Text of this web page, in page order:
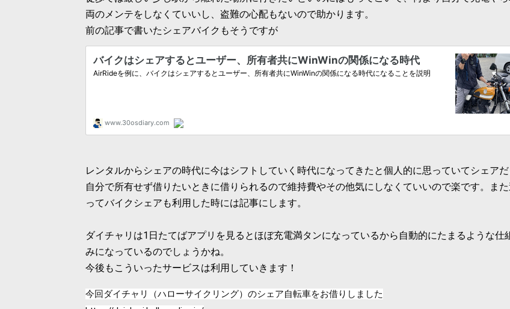
両のメンテをしなくていいし、盗難の心配もないので助かります。
前の記事で書いたシェアバイクもそうですが
レンタルからシェアの時代に今はシフトしていく時代になってきたと個人的に思っていてシェアだ
自分で所有せず借りたいときに借りられるので維持費やその他気にしなくていいので楽です。また
ってバイクシェアも利用した時には記事にします。
ダイチャリは1日たてばアプリを見るとほぼ充電満タンになっているから自動的にたまるような仕
みになっているのでしょうかね。
今後もこういったサービスは利用していきます！